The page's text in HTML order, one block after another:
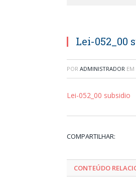
Lei-052_00
POR ADMINISTRADOR EM
Lei-052_00 subsidio
COMPARTILHAR:
CONTEÚDO